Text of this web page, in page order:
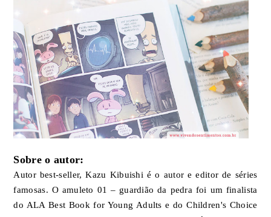
Sobre o autor:
Autor best-seller, Kazu Kibuishi é o autor e editor de séries
famosas. O amuleto 01 – guardião da pedra foi um finalista
do ALA Best Book for Young Adults e do Children's Choice